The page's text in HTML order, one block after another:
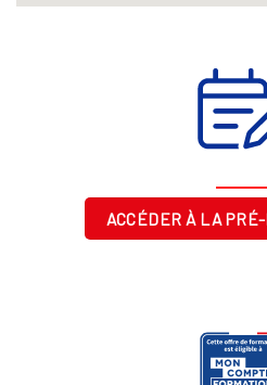
ACCÉDER À LA